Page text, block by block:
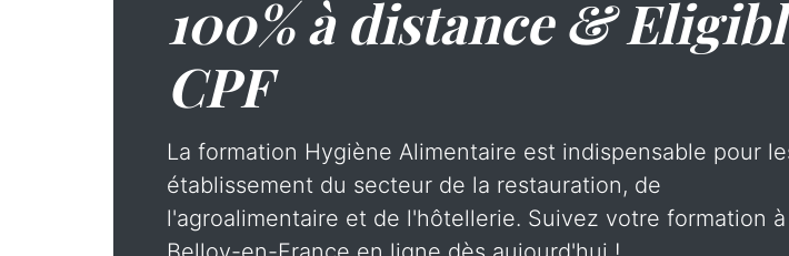
100% à distance &
CPF
La formation Hygiène Alimentaire est indispensable pour
établissement du secteur de la restauration, de
l'agroalimentaire et de l'hôtellerie. Suivez votre formation à